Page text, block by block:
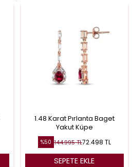
1.48 Karat Pırlanta Baget
Yakut Küpe
%50 144.995TL72.498 TL
SEPETE EKLE